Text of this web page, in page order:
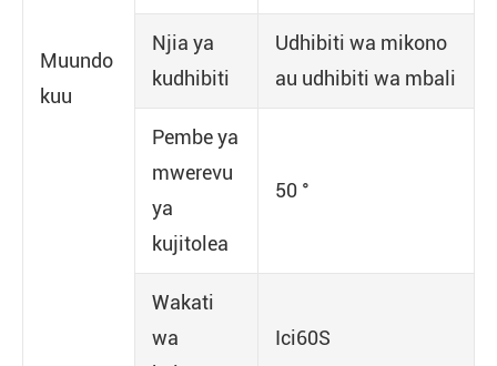
Muundo
kuu
Njia ya
kudhibiti
Udhibiti wa mikono
au udhibiti wa mbali
Pembe ya
mwerevu
ya
kujitolea
50 °
Wakati
wa
Ici60S